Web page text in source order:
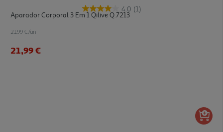
4.0 (1)
Aparador Corporal 3 Em 1 Qilive Q.7213
21.99 €/un
21,99 €